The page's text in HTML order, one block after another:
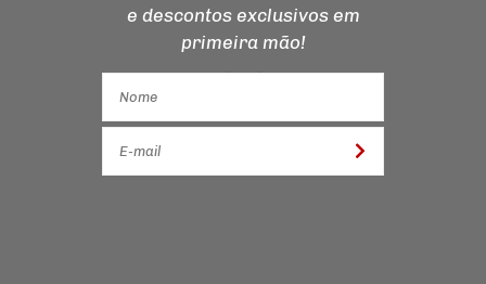
e descontos exclusivos em
primeira mão!